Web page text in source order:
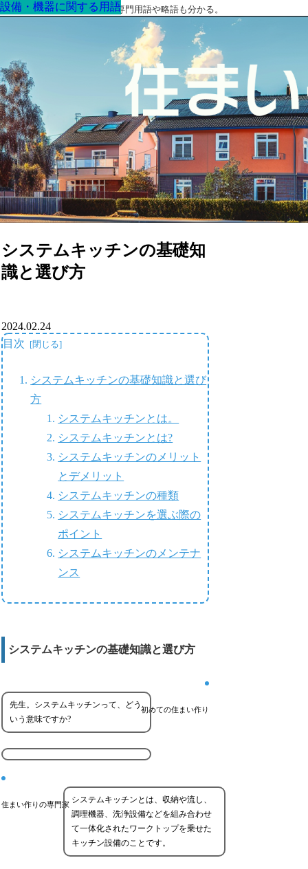
最高の家を作るための知識！専門用語や略語も分かる。
システムキッチンの基礎知
識と選び方
設備・機器に関する用語
2024.02.24
目次
システムキッチンの基礎知識と選び
方
システムキッチンとは。
システムキッチンとは?
システムキッチンのメリット
とデメリット
システムキッチンの種類
システムキッチンを選ぶ際の
ポイント
システムキッチンのメンテナ
ンス
システムキッチンの基礎知識と選び方
初めての住まい作り
先生。システムキッチンって、どう
いう意味ですか?
住まい作りの専門家 システムキッチンとは、収納や流し、
調理機器、洗浄設備などを組み合わせ
て一体化されたワークトップを乗せた
キッチン設備のことです。
設備・機器に関する用語
設備・機器に関する用語
設備・機器に関する用語
設備・機器に関する用語
設備・機器に関する用語
設備・機器に関する用語